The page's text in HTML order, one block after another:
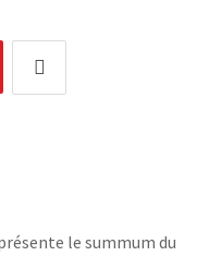
le summum du